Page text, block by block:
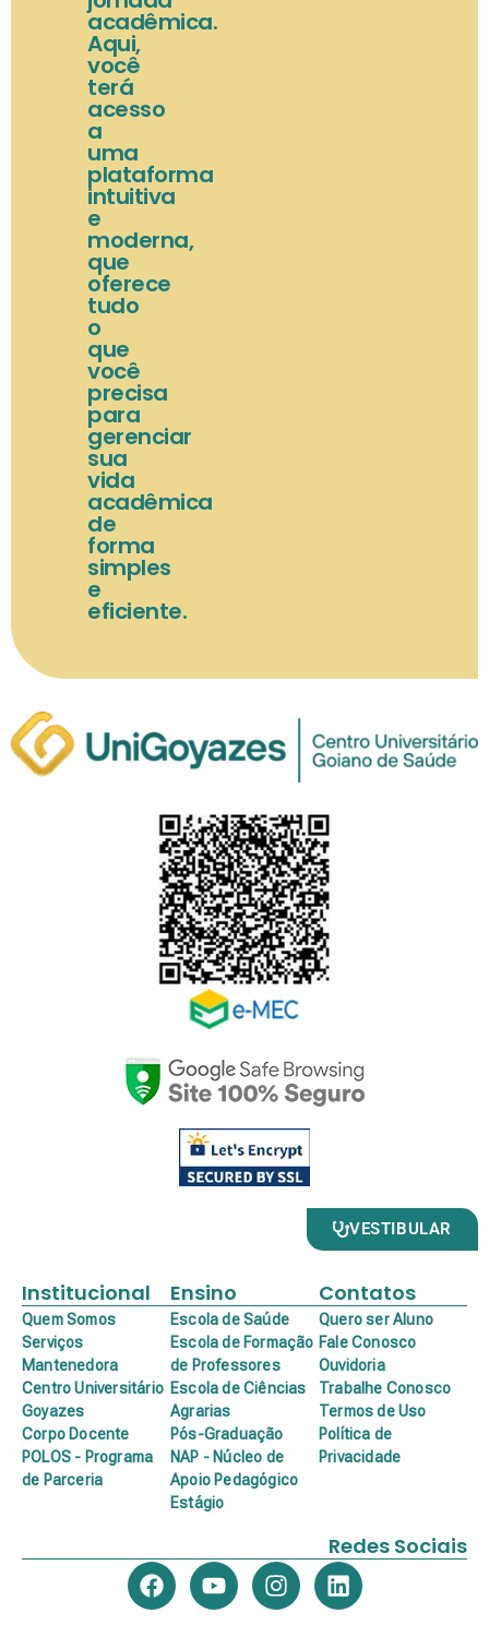
acadêmica.
Aqui,
você
terá
acesso
a
uma
plataforma
intuitiva
e
moderna,
que
oferece
tudo
o
que
você
precisa
para
gerenciar
sua
vida
acadêmica
de
forma
simples
e
eficiente.
VESTIBULAR
Institucional
Quem Somos
Serviços
Mantenedora
Centro Universitário
Goyazes
Corpo Docente
POLOS - Programa
de Parceria
Ensino
Escola de Saúde
Escola de Formação
de Professores
Escola de Ciências
Agrarias
Pós-Graduação
NAP - Núcleo de
Apoio Pedagógico
Estágio
Contatos
Quero ser Aluno
Fale Conosco
Ouvidoria
Trabalhe Conosco
Termos de Uso
Política de
Privacidade
Redes Sociais